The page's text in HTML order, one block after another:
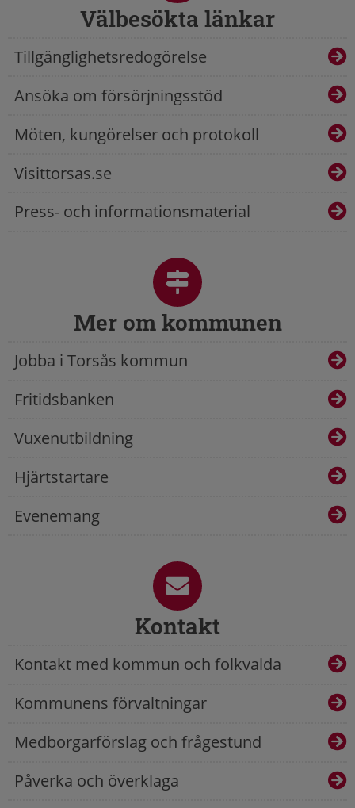
Välbesökta länkar
Tillgänglighetsredogörelse
Ansöka om försörjningsstöd
Möten, kungörelser och protokoll
Visittorsas.se
Press- och informationsmaterial
Mer om kommunen
Jobba i Torsås kommun
Fritidsbanken
Vuxenutbildning
Hjärtstartare
Evenemang
Kontakt
Kontakt med kommun och folkvalda
Kommunens förvaltningar
Medborgarförslag och frågestund
Påverka och överklaga